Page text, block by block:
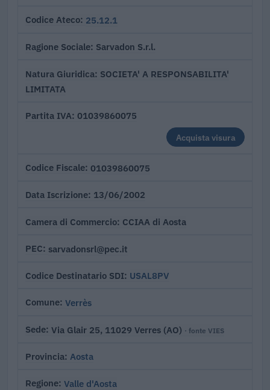
Codice Ateco 25.12.1
Ragione Sociale Sarvadon S.r.l.
Natura Giuridica SOCIETA' A RESPONSABILITA'
LIMITATA
Partita IVA 01039860075
Acquista visura
Codice Fiscale 01039860075
Data Iscrizione 13/06/2002
Camera di Commercio CCIAA di Aosta
PEC sarvadonsrl@pec.it
Codice Destinatario SDI USAL8PV
Comune Verrès
Sede Via Glair 25, 11029 Verres (AO) · fonte VIES
Provincia Aosta
Regione Valle d'Aosta